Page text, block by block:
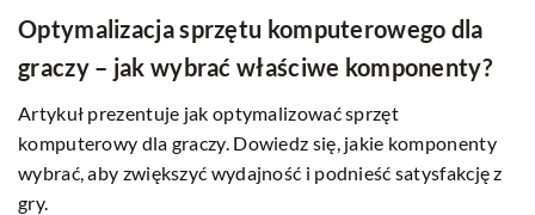
Optymalizacja sprzętu komputerowego dla
graczy – jak wybrać właściwe komponenty?
Artykuł prezentuje jak optymalizować sprzęt
komputerowy dla graczy. Dowiedz się, jakie komponenty
wybrać, aby zwiększyć wydajność i podnieść satysfakcję z
gry.